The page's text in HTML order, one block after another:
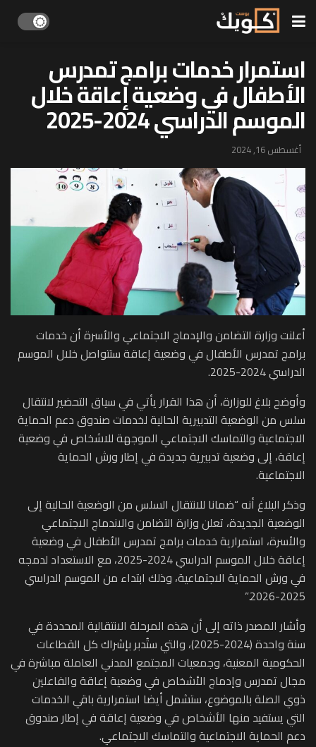
استمرار خدمات برامج تمدرس
الأطفال في وضعية إعاقة خلال
الموسم الدراسي 2024-2025
أغسطس 16, 2024
أعلنت وزارة التضامن والإدماج الاجتماعي والأسرة أن خدمات
برامج تمدرس الأطفال في وضعية إعاقة ستتواصل خلال الموسم
الدراسي 2024-2025.
وأوضح بلاغ للوزارة، أن هذا القرار يأتي في سياق التحضير لانتقال
سلس من الوضعية التدبيرية الحالية لخدمات صندوق دعم الحماية
الاجتماعية والتماسك الاجتماعي الموجهة للاشخاص في وضعية
إعاقة، إلى وضعية تدبيرية جديدة في إطار ورش الحماية
الاجتماعية.
وذكر البلاغ أنه “ضمانا للانتقال السلس من الوضعية الحالية إلى
الوضعية الجديدة، تعلن وزارة التضامن والاندماج الاجتماعي
والأسرة، استمرارية خدمات برامج تمدرس الأطفال في وضعية
إعاقة خلال الموسم الدراسي 2024-2025، مع الاستعداد لدمجه
في ورش الحماية الاجتماعية، وذلك ابتداء من الموسم الدراسي
2025-2026.”
وأشار المصدر ذاته إلى أن هذه المرحلة الانتقالية المحددة في
سنة واحدة (2024-2025)، والتي ستُدبر بإشراك كل القطاعات
الحكومية المعنية، وجمعيات المجتمع المدني العاملة مباشرة في
مجال تمدرس وإدماج الأشخاص في وضعية إعاقة والفاعلين
ذوي الصلة بالموضوع، ستشمل أيضا استمرارية باقي الخدمات
التي يستفيد منها الأشخاص في وضعية إعاقة في إطار صندوق
دعم الحماية الاجتماعية والتماسك الاجتماعي.